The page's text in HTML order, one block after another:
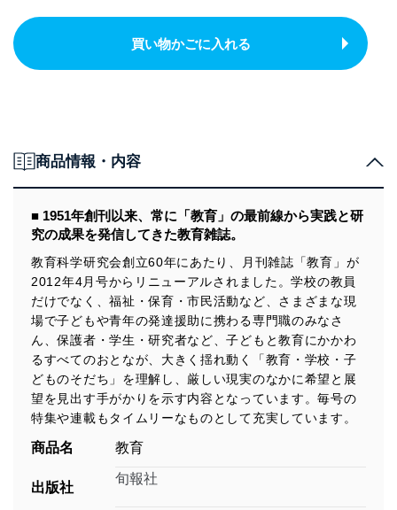
買い物かごに入れる
商品情報・内容
■ 1951年創刊以来、常に「教育」の最前線から実践と研
究の成果を発信してきた教育雑誌。
教育科学研究会創立60年にあたり、月刊雑誌「教育」が
2012年4月号からリニューアルされました。学校の教員
だけでなく、福祉・保育・市民活動など、さまざまな現
場で子どもや青年の発達援助に携わる専門職のみなさ
ん、保護者・学生・研究者など、子どもと教育にかかわ
るすべてのおとなが、大きく揺れ動く「教育・学校・子
どものそだち」を理解し、厳しい現実のなかに希望と展
望を見出す手がかりを示す内容となっています。毎号の
特集や連載もタイムリーなものとして充実しています。
商品名 教育
出版社
旬報社